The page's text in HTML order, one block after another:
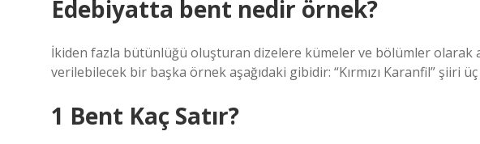
Edebiyatta bent nedir örnek?
İkiden fazla bütünlüğü oluşturan dizelere kümeler ve bölümler olarak
verilebilecek bir başka örnek aşağıdaki gibidir: “Kırmızı Karanfil” şiiri
1 Bent Kaç Satır?